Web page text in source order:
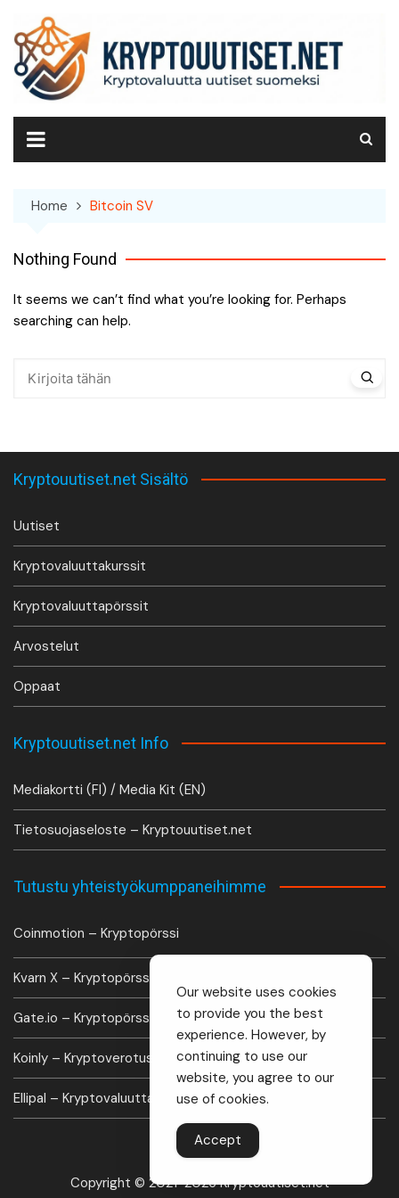
content
Home Bitcoin SV
Nothing Found
It seems we can’t find what you’re looking for. Perhaps
searching can help.
Kryptouutiset.net Sisältö
Uutiset
Kryptovaluuttakurssit
Kryptovaluuttapörssit
Arvostelut
Oppaat
Kryptouutiset.net Info
Mediakortti (FI) / Media Kit (EN)
Tietosuojaseloste – Kryptouutiset.net
Tutustu yhteistyökumppaneihimme
Coinmotion – Kryptopörssi
Kvarn X – Kryptopörssi
Gate.io – Kryptopörssi
Koinly – Kryptoverotus laskuri
Ellipal – Kryptovaluutta lompakko
Copyright © 2021-2026 Kryptouutiset.net
Our website uses cookies
to provide you the best
experience. However, by
continuing to use our
website, you agree to our
use of cookies.
Accept